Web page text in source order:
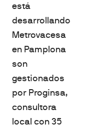
está
desarrollando
Metrovacesa
en Pamplona
son
gestionados
por Proginsa,
consultora
local con 35